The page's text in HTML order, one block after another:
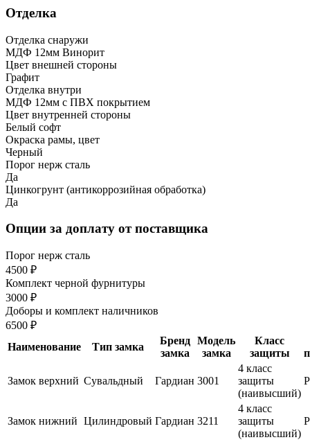
Отделка
Отделка снаружи
МДФ 12мм Винорит
Цвет внешней стороны
Графит
Отделка внутри
МДФ 12мм с ПВХ покрытием
Цвет внутренней стороны
Белый софт
Окраска рамы, цвет
Черный
Порог нерж сталь
Да
Цинкогрунт (антикоррозийная обработка)
Да
Опции за доплату от поставщика
Порог нерж сталь
4500 ₽
Комплект черной фурнитуры
3000 ₽
Доборы и комплект наличников
6500 ₽
Наименование
Тип замка
Бренд
замка
Модель
замка
Класс
защиты
Замок верхний Сувальдный Гардиан 3001
4 класс
защиты
(наивысший)
Замок нижний Цилиндровый Гардиан 3211
4 класс
защиты
(наивысший)